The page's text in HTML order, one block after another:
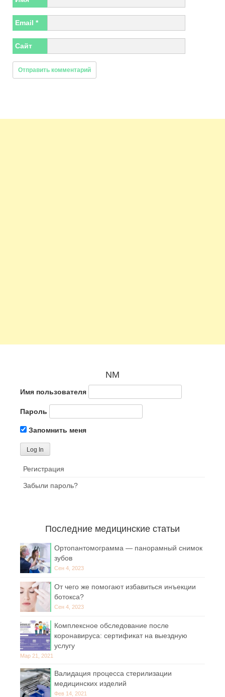
Email *
Сайт
NM
Имя пользователя
Пароль
Запомнить меня
Регистрация
Забыли пароль?
Последние медицинские статьи
Ортопантомограмма — панорамный снимок
зубов
Сен 4, 2023
От чего же помогают избавиться инъекции
ботокса?
Сен 4, 2023
Комплексное обследование после
коронавируса: сертификат на выездную
услугу
Мар 21, 2021
Валидация процесса стерилизации
медицинских изделий
Фев 14, 2021